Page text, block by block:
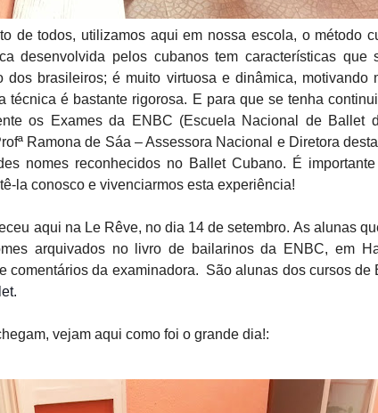
de todos, utilizamos aqui em nossa escola, o método
desenvolvida pelos cubanos tem características que
dos brasileiros; é muito virtuosa e dinâmica, motivando
técnica é bastante rigorosa. E para que se tenha
os Exames da ENBC (Escuela Nacional de Ballet
Ramona de Sáa – Assessora Nacional e Diretora
nomes reconhecidos no Ballet Cubano. É
la conosco e vivenciarmos esta experiência!
aqui na Le Rêve, no dia 14 de setembro. As alunas
arquivados no livro de bailarinos da ENBC, em
comentários da examinadora. São alunas dos cursos de
vejam aqui como foi o grande dia!: